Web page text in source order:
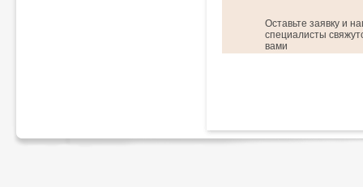
Оставьте заявку и
специалисты
вами